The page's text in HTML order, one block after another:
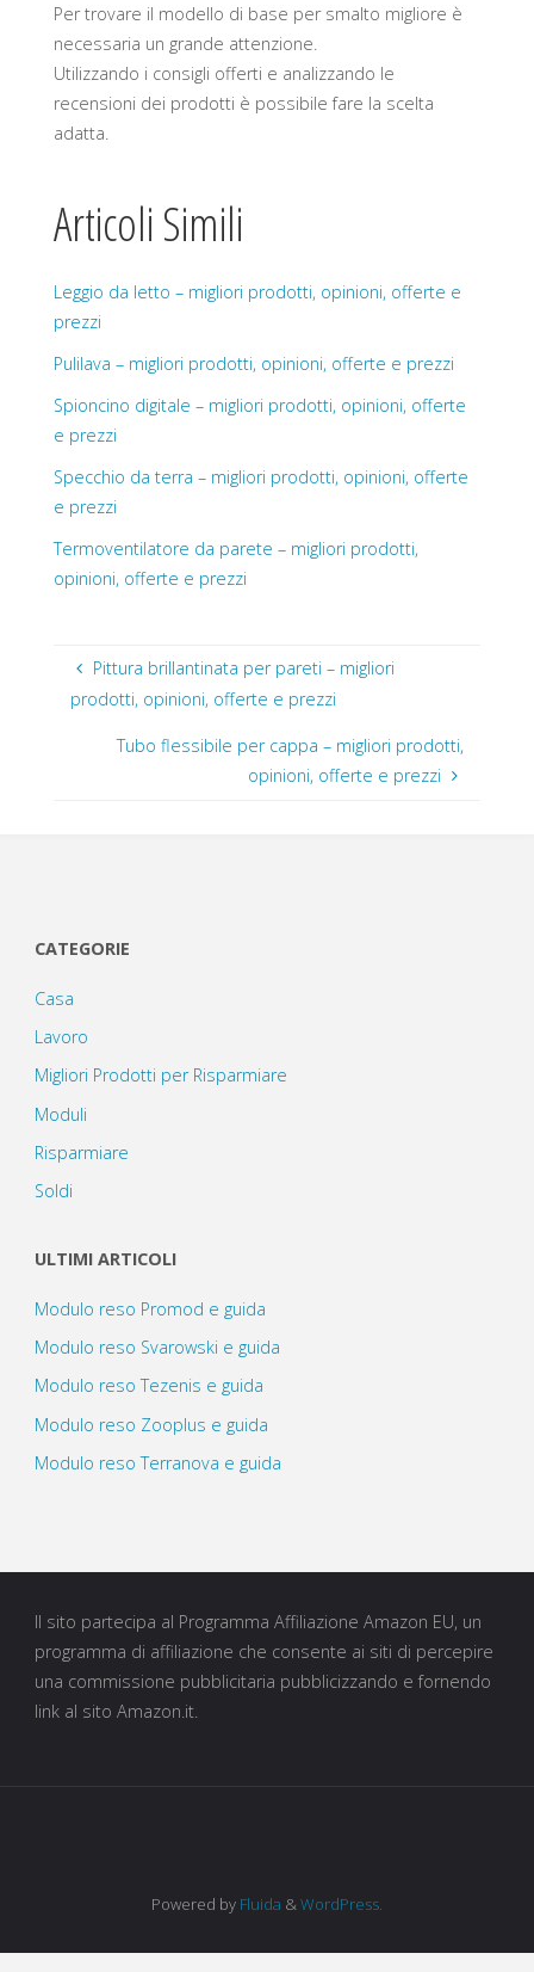
Per trovare il modello di base per smalto migliore è
necessaria un grande attenzione.
Utilizzando i consigli offerti e analizzando le
recensioni dei prodotti è possibile fare la scelta
adatta.
Articoli Simili
Leggio da letto – migliori prodotti, opinioni, offerte e
prezzi
Pulilava – migliori prodotti, opinioni, offerte e prezzi
Spioncino digitale – migliori prodotti, opinioni, offerte
e prezzi
Specchio da terra – migliori prodotti, opinioni, offerte
e prezzi
Termoventilatore da parete – migliori prodotti,
opinioni, offerte e prezzi
Pittura brillantinata per pareti – migliori
prodotti, opinioni, offerte e prezzi
Tubo flessibile per cappa – migliori prodotti,
opinioni, offerte e prezzi
CATEGORIE
Casa
Lavoro
Migliori Prodotti per Risparmiare
Moduli
Risparmiare
Soldi
ULTIMI ARTICOLI
Modulo reso Promod e guida
Modulo reso Svarowski e guida
Modulo reso Tezenis e guida
Modulo reso Zooplus e guida
Modulo reso Terranova e guida
Il sito partecipa al Programma Affiliazione Amazon EU, un
programma di affiliazione che consente ai siti di percepire
una commissione pubblicitaria pubblicizzando e fornendo
link al sito Amazon.it.
Powered by Fluida &WordPress.